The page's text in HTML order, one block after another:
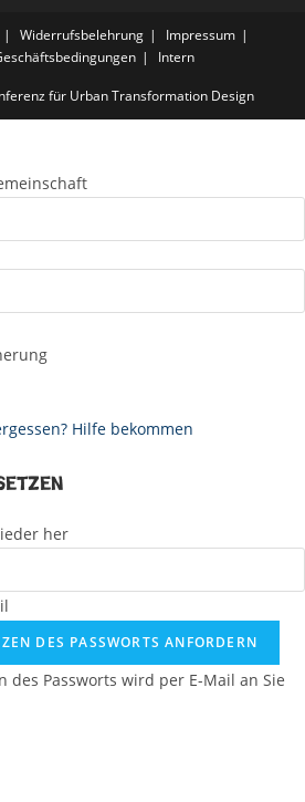
Widerrufsbelehrung
Impressum
Intern
für Urban Transformation Design
Hilfe bekommen
her
DES PASSWORTS ANFORDERN
des Passworts wird per E-Mail an Sie